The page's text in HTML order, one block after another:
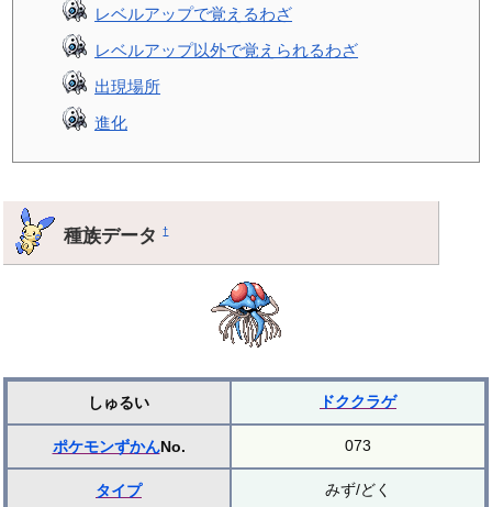
レベルアップで覚えるわざ
レベルアップ以外で覚えられるわざ
出現場所
進化
種族データ†
しゅるい ドククラゲ
ポケモンずかんNo. 073
タイプ みず/どく